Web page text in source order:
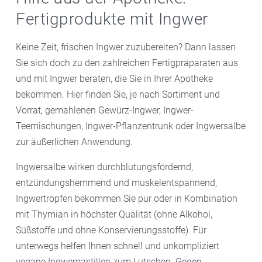
noch einmal mit heißem Wasser übergießen. Die
auf die betroffene Stelle legen.
Backofen schmoren. Danach das Öl durch ein Sieb in
eine Flasche abseihen und zwei Wochen reifen
sich auch für Ingwerwasser, -tee, -kompressen oder
als Badezusatz für ein Aromabad verwenden.
Fertigprodukte mit Ingwer
Keine Zeit, frischen Ingwer zuzubereiten? Dann lassen
Sie sich doch zu den zahlreichen Fertigpräparaten aus
und mit Ingwer beraten, die Sie in Ihrer Apotheke
bekommen. Hier finden Sie, je nach Sortiment und
Vorrat, gemahlenen Gewürz-Ingwer, Ingwer-
Teemischungen, Ingwer-Pflanzentrunk oder Ingwersalbe
zur äußerlichen Anwendung.
Ingwersalbe wirken durchblutungsfördernd,
entzündungshemmend und muskelentspannend,
Ingwertropfen bekommen Sie pur oder in Kombination
mit Thymian in höchster Qualität (ohne Alkohol,
Süßstoffe und ohne Konservierungsstoffe). Für
unterwegs helfen Ihnen schnell und unkompliziert